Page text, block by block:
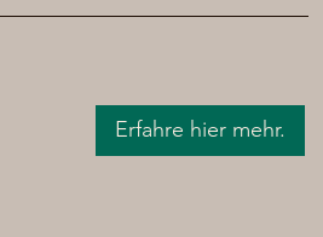
Erfahre hier mehr.